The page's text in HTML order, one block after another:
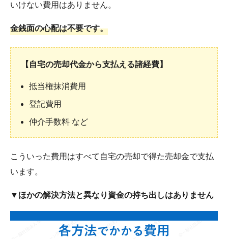
いけない費用はありません。
金銭面の心配は不要です。
【自宅の売却代金から支払える諸経費】
抵当権抹消費用
登記費用
仲介手数料 など
こういった費用はすべて自宅の売却で得た売却金で支払
います。
▼ほかの解決方法と異なり資金の持ち出しはありません